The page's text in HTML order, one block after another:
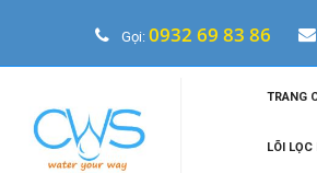
Gọi: 0932 69 83 86
TRANG
LÕI